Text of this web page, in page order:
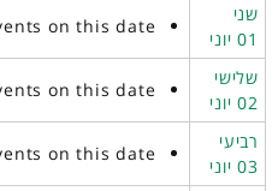
שני
01 יוני
on this date
שלישי
02 יוני
on this date
רביעי
03 יוני
on this date